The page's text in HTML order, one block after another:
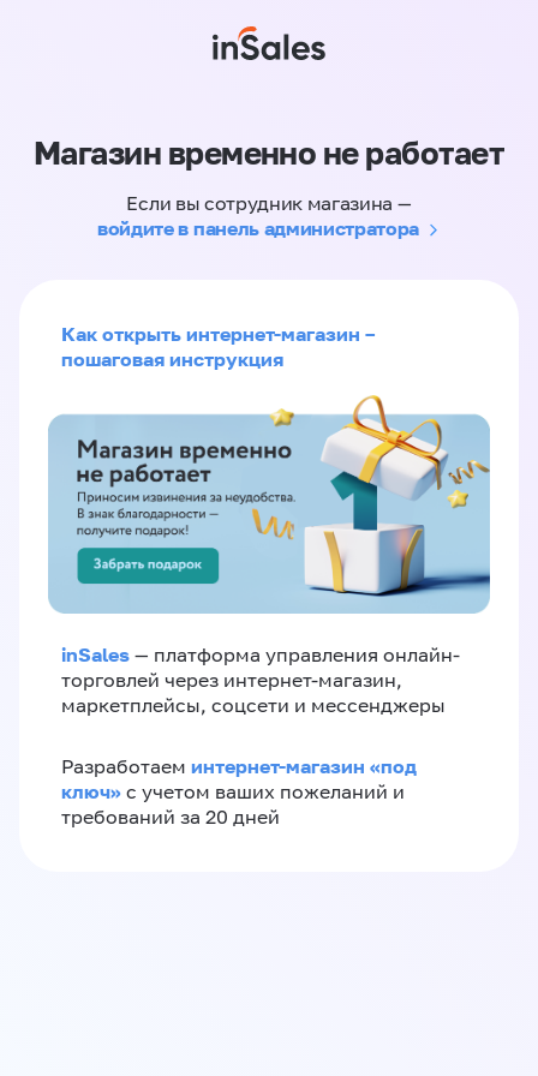
Магазин временно не работает
Если вы сотрудник магазина —
войдите в панель администратора
Как открыть интернет-магазин –
пошаговая инструкция
inSales — платформа управления онлайн-
торговлей через интернет-магазин,
маркетплейсы, соцсети и мессенджеры
Разработаем интернет-магазин «‎под
ключ»‎ с учетом ваших пожеланий и
требований за 20 дней